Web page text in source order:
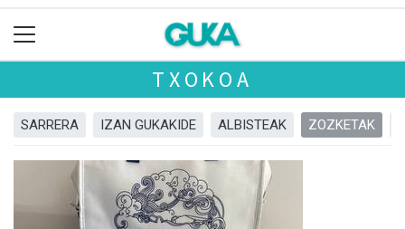
TXOKOA
SARRERA IZAN GUKAKIDE ALBISTEAK ZOZKETAK